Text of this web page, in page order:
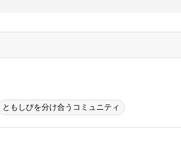
ともしびを分け合うコミュニティ